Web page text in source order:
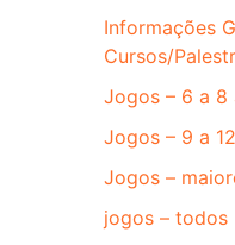
Informações
Cursos/
Jogos – 6 a 8
Jogos – 9 a
Jogos –
jogos – todos